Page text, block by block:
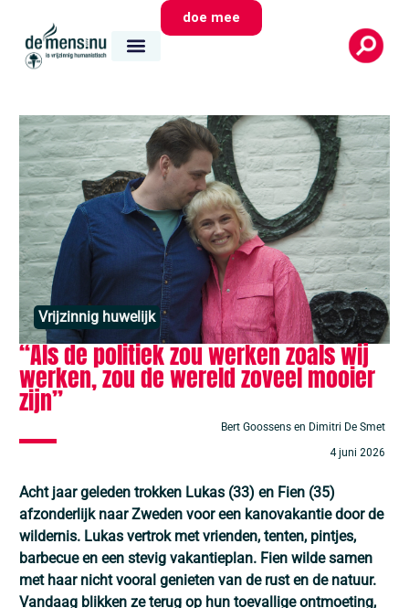
doe mee
Vrijzinnig huwelijk
“Als de politiek zou werken zoals wij
werken, zou de wereld zoveel mooier
zijn”
Bert Goossens en Dimitri De Smet
4 juni 2026
Acht jaar geleden trokken Lukas (33) en Fien (35)
afzonderlijk naar Zweden voor een kanovakantie door de
wildernis. Lukas vertrok met vrienden, tenten, pintjes,
barbecue en een stevig vakantieplan. Fien wilde samen
met haar nicht vooral genieten van de rust en de natuur.
Vandaag blikken ze terug op hun toevallige ontmoeting,